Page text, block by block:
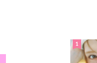
1